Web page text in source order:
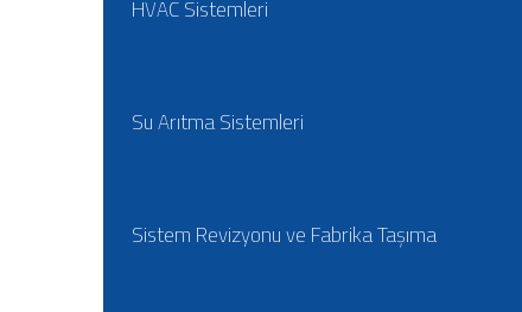
HVAC Sistemleri
Su Arıtma Sistemleri
Sistem Revizyonu ve Fabrika Taşıma